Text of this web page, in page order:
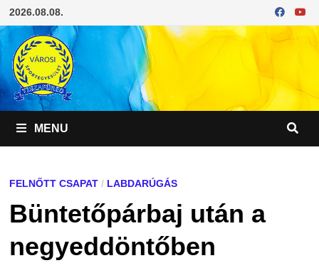
Skip
to
content
2026.08.08.
MENU
FELNŐTT CSAPAT/ LABDARÚGÁS
Büntetőpárbaj után a
negyeddöntőben